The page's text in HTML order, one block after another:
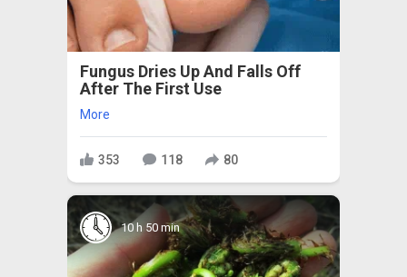
Fungus Dries Up And Falls Off
After The First Use
More
353 118 80
10 h 50 min